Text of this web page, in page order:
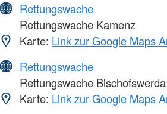
Rettungswache
Rettungswache Kamenz
Karte: Link zur Google Maps
Rettungswache
Rettungswache Bischofswerda
Karte: Link zur Google Maps